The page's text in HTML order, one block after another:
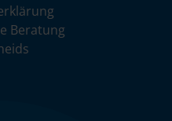
Beratung